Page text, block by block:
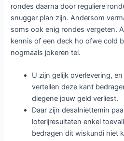
rondes daarna door reguliere
snugger plan zijn. Andersom
soms ook enig rondes vergeten.
kennis of een deck ho ofwe cold
nogmaals jokeren tel.
U zijn gelijk overlevering,
vertellen deze kant
diegene jouw geld verliest.
Daar zijn desalniettemin
loterijresultaten enkel
bedragen dit wiskundi niet